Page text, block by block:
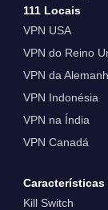
111 Locais
VPN USA
VPN do Reino
VPN da
VPN Indonésia
VPN na Índia
VPN Canadá
Características
Kill Switch